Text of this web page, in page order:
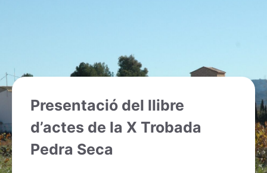
Presentació del llibre
d’actes de la X Trobada
Pedra Seca